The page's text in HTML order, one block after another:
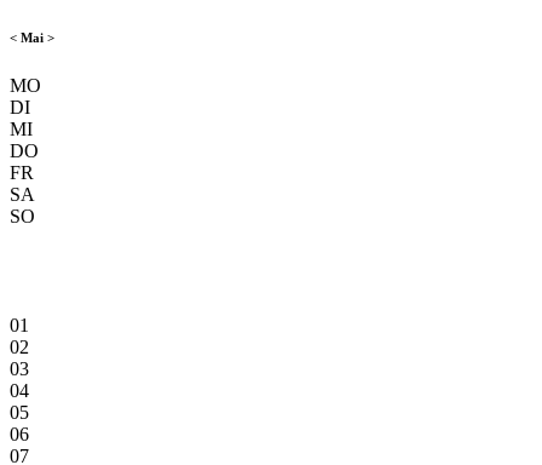
< Mai >
MO
DI
MI
DO
FR
SA
SO
01
02
03
04
05
06
07